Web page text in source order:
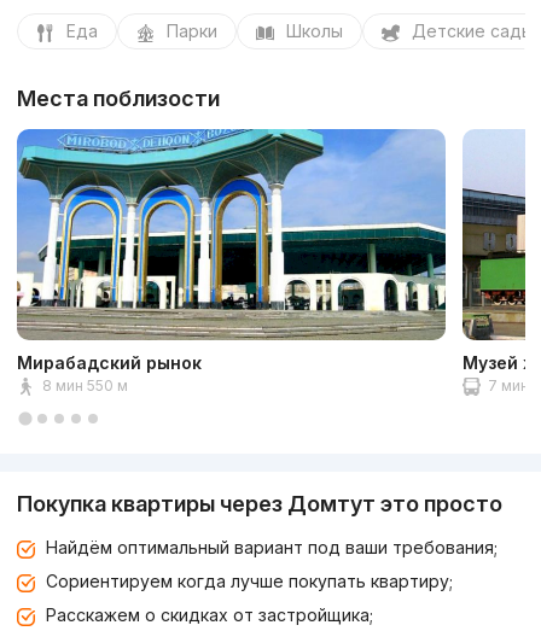
Еда Парки Школы Детские сады
Места поблизости
Мирабадский рынок
8 мин 550 м
Музей
7 мин
Покупка квартиры через Домтут это просто
Найдём оптимальный вариант под ваши требования;
Сориентируем когда лучше покупать квартиру;
Расскажем о скидках от застройщика;